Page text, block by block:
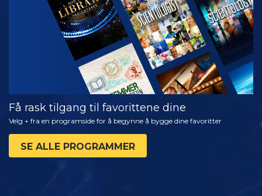
SERIEN
Få rask tilgang til favorittene dine
Velg + fra en programside for å begynne å bygge dine favoritter
SE ALLE PROGRAMMER